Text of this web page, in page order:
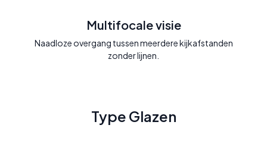
Multifocale visie
Naadloze overgang tussen meerdere kijkafstanden
zonder lijnen.
Type Glazen